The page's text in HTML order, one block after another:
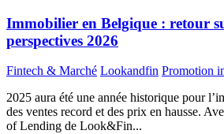
Immobilier en Belgique : retour
perspectives 2026
Fintech & Marché Lookandfin Promotion
2025 aura été une année historique pour
des ventes record et des prix en hausse.
of Lending de Look&Fin...